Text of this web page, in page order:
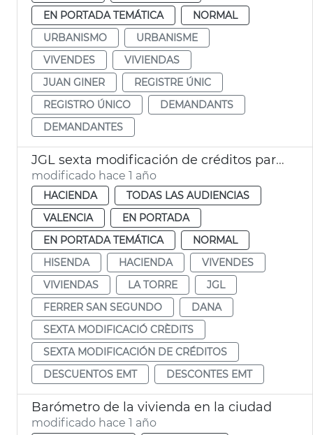
EN PORTADA TEMÁTICA
NORMAL
URBANISMO
URBANISME
VIVENDES
VIVIENDAS
JUAN GINER
REGISTRE ÚNIC
REGISTRO ÚNICO
DEMANDANTS
DEMANDANTES
JGL sexta modificación de créditos para vivendes La Torre, deuda y descuentos EMT
modificado hace 1 año
HACIENDA
TODAS LAS AUDIENCIAS
VALENCIA
EN PORTADA
EN PORTADA TEMÁTICA
NORMAL
HISENDA
HACIENDA
VIVENDES
VIVIENDAS
LA TORRE
JGL
FERRER SAN SEGUNDO
DANA
SEXTA MODIFICACIÓ CRÈDITS
SEXTA MODIFICACIÓN DE CRÉDITOS
DESCUENTOS EMT
DESCONTES EMT
Barómetro de la vivienda en la ciudad
modificado hace 1 año